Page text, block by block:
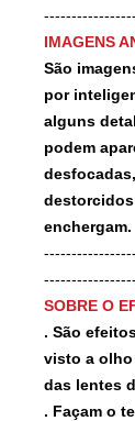
IMAGENS
São
por
alguns
podem
enchergam.
SOBRE O
. São
visto a
das lentes
. Façam o